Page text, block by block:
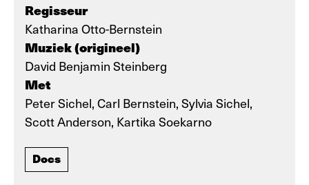
Regisseur
Katharina Otto-Bernstein
Muziek (origineel)
David Benjamin Steinberg
Met
Peter Sichel, Carl Bernstein, Sylvia Sichel,
Scott Anderson, Kartika Soekarno
Docs